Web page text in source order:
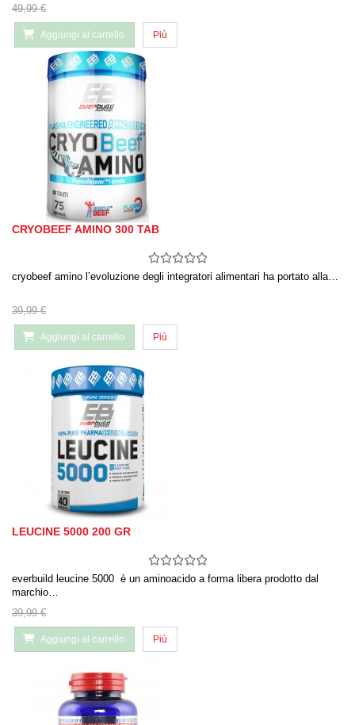
49,99 €
Aggiungi al carrello Più
CRYOBEEF AMINO 300 TAB
cryobeef amino l’evoluzione degli integratori alimentari ha portato alla…
39,99 €
Aggiungi al carrello Più
LEUCINE 5000 200 GR
everbuild leucine 5000 è un aminoacido a forma libera prodotto dal
marchio…
39,99 €
Aggiungi al carrello Più